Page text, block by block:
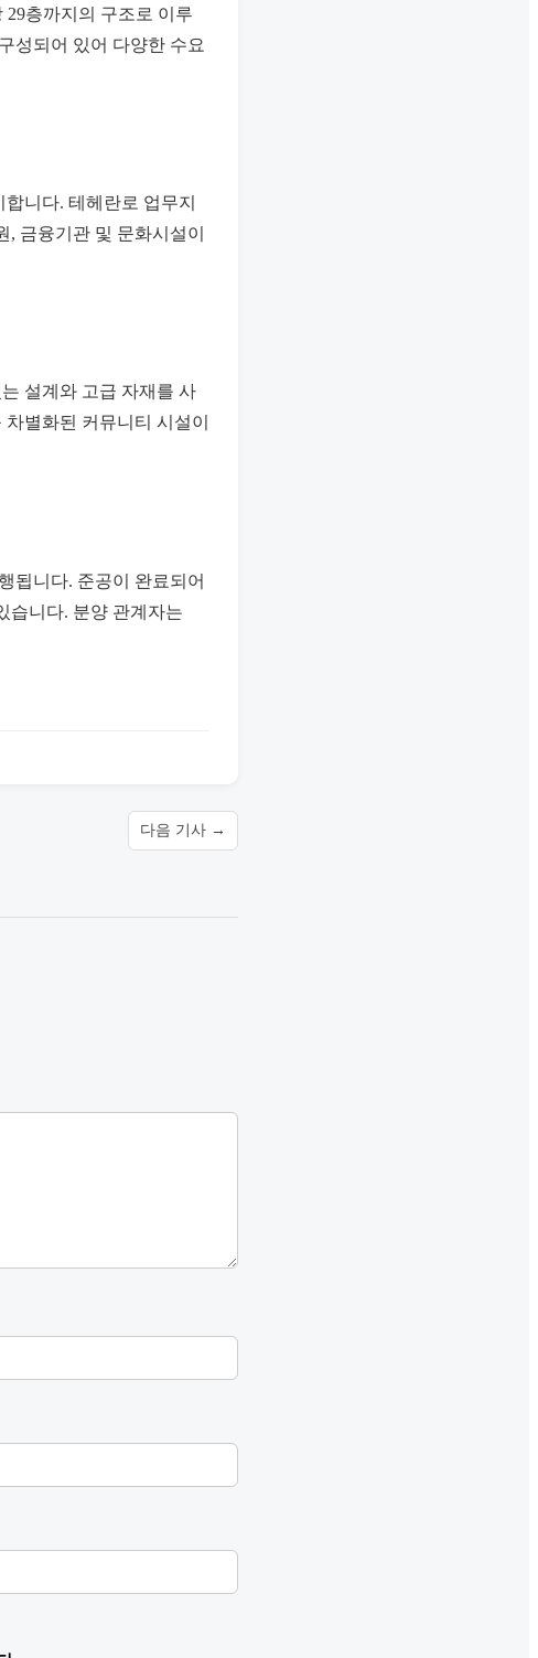
29층까지의 구조로 이루
성되어 있어 다양한 수요
니다. 테헤란로 업무지
금융기관 및 문화시설이
설계와 고급 자재를 사
별화된 커뮤니티 시설이
됩니다. 준공이 완료되어
습니다. 분양 관계자는
다음 기사 →